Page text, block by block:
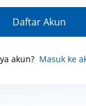
Daftar Akun
akun? Masuk ke